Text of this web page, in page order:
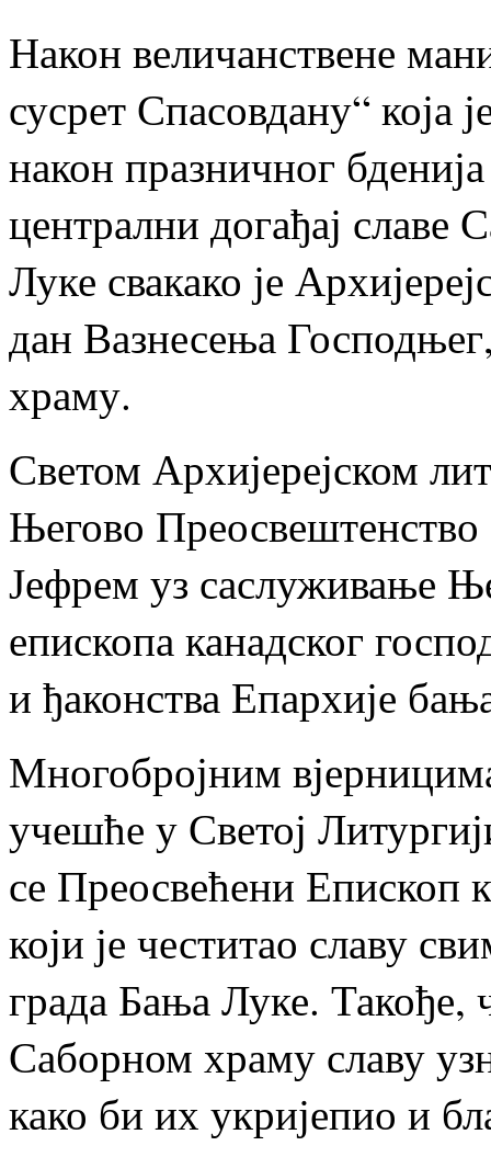
Након величанствене
сусрет Спасовдану“ која
након празничног
централни догађај славе
Луке свакако је
дан Вазнесења
храму.
Светом Архијерејском
Његово
Јефрем уз саслуживање
епископа канадског
и ђаконства Епархије
Многобројним
учешће у Светој
се Преосвећени Епископ
који је честитао славу
града Бања Луке. Такође,
Саборном храму славу
како би их укријепио и